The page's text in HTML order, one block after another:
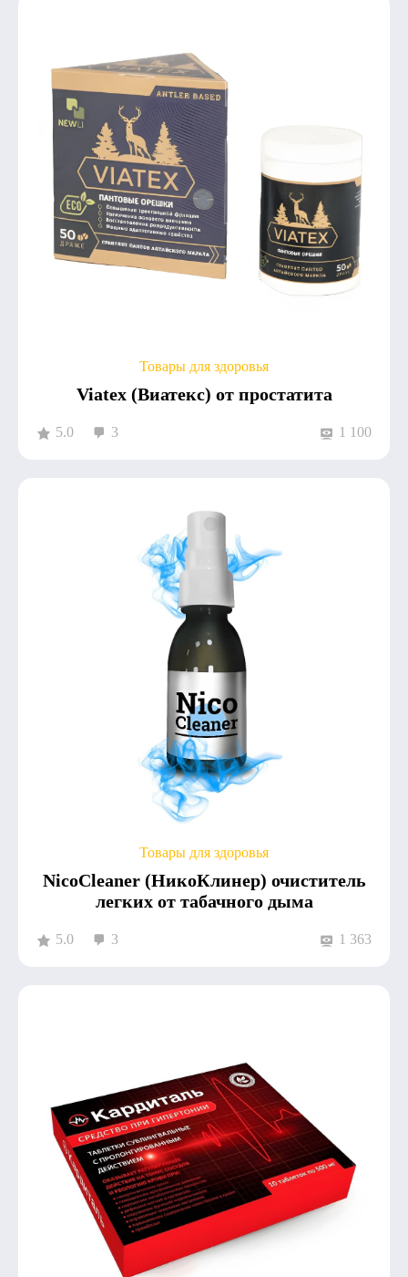
Товары для здоровья
Viatex (Виатекс) от простатита
5.0 3 1 100
Товары для здоровья
NicoCleaner (НикоКлинер) очиститель
легких от табачного дыма
5.0 3 1 363